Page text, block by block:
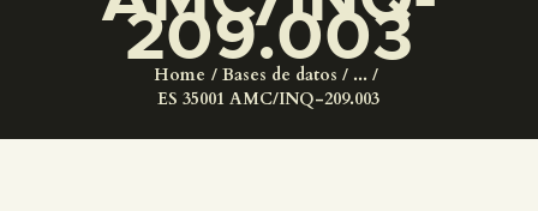
209.003
Home Bases de datos
...
ES 35001 AMC/INQ-209.003
ACTIVIDADES